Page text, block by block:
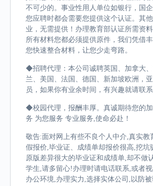
不可少的。事业性用人单位如银行，国
您应聘时都会需要您提供这个认证。其
业，无需提供！办理教育部认证所需资料
所有材料您都必须提供原件，我们凭借
您快速整合材料，让您少走弯路。
◆招聘代理：本公司诚聘英国、加拿大
兰、美国、法国、德国、新加坡欧洲，
员，如果你有业余时间，有兴趣就请联
◆校园代理，报酬丰厚。真诚期待您的
务 为您服务 专业服务,使命必赴！
敬告:面对网上有些不良个人中介,真实教
假报价,毕业证、成绩单却报价很高,挖坑
原版差异很大的毕业证和成绩单,却不做
学生,请多留心!办理时请电话联系,或者
办公环境,办理实力,选择实体公司,以防被